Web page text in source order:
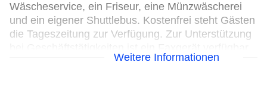
Wäscheservice, ein Friseur, eine Münzwäscherei
und ein eigener Shuttlebus. Kostenfrei steht Gästen
die Tageszeitung zur Verfügung. Zur Unterstützung
Weitere Informationen